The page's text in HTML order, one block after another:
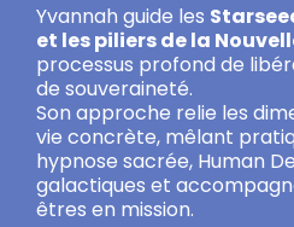
Yvannah guide les
et les piliers de la
processus profond de
de souveraineté.
Son approche relie les
vie concrète, mêlant
hypnose sacrée, Human
galactiques et
êtres en mission.